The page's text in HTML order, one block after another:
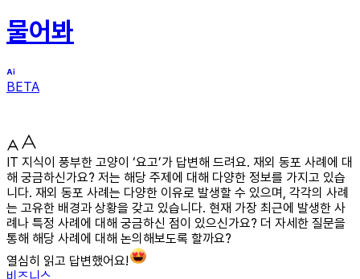
물어봐
BETA
IT 지식이 풍부한 고양이 ‘요고’가 답변해 드려요. 재외 동포 사례에 대
해 궁금하신가요? 저는 해당 주제에 대해 다양한 정보를 가지고 있습
니다. 재외 동포 사례는 다양한 이유로 발생할 수 있으며, 각각의 사례
는 고유한 배경과 상황을 갖고 있습니다. 현재 가장 최근에 발생한 사
례나 특정 사례에 대해 궁금하신 점이 있으신가요? 더 자세한 질문을
통해 해당 사례에 대해 논의해보도록 할까요?
열심히 읽고 답변했어요!